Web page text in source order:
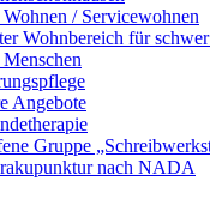
Wohnen / Servicewohnen
Wohnbereich für
Angebote
Gruppe
nach NADA